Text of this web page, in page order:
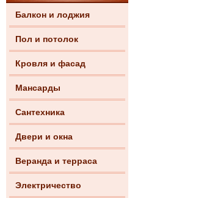
Балкон и лоджия
Пол и потолок
Кровля и фасад
Мансарды
Сантехника
Двери и окна
Веранда и терраса
Электричество